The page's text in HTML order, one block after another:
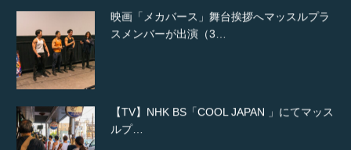
映画「メカバース」舞台挨拶へマッスルプラ
スメンバーが出演（3…
【TV】NHK BS「COOL JAPAN 」にてマッス
ルプ…